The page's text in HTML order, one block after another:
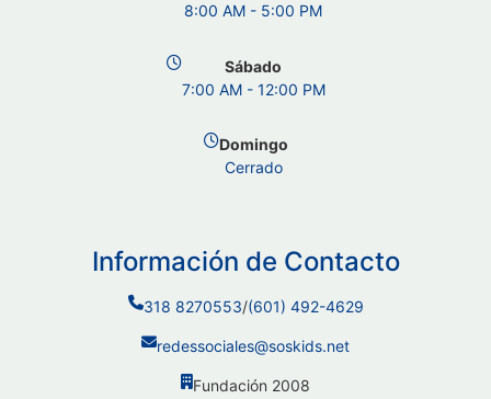
8:00 AM - 5:00 PM
Sábado
7:00 AM - 12:00 PM
Domingo
Cerrado
Información de Contacto
318 8270553/(601) 492-4629
redessociales@soskids.net
Fundación 2008